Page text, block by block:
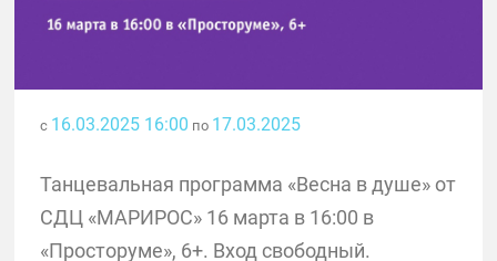
с 16.03.2025 16:00 по 17.03.2025
Танцевальная программа «Весна в душе» от
СДЦ «МАРИРОС» 16 марта в 16:00 в
«Просторуме», 6+. Вход свободный.